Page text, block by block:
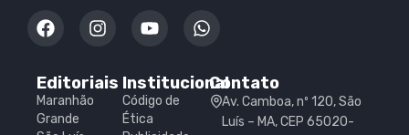
Editoriais
Maranhão
Grande
Institucional
Código de
Ética
Contato
Av. Camboa, nº 120, São
Luís – MA, CEP 65020-